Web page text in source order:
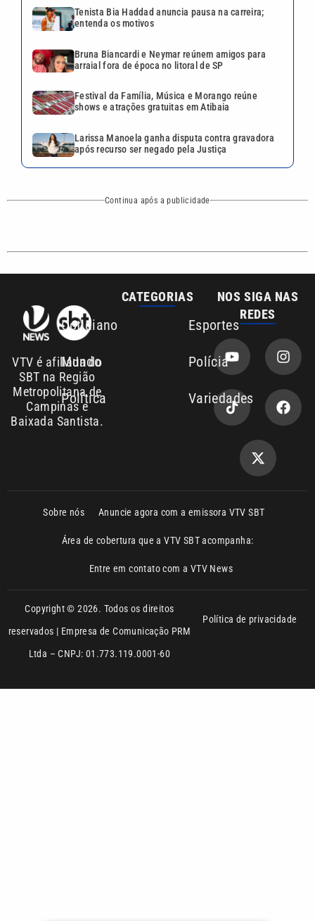
Tenista Bia Haddad anuncia pausa na carreira;
entenda os motivos
Bruna Biancardi e Neymar reúnem amigos para
arraial fora de época no litoral de SP
Festival da Família, Música e Morango reúne
shows e atrações gratuitas em Atibaia
Larissa Manoela ganha disputa contra gravadora
após recurso ser negado pela Justiça
Continua após a publicidade
VTV é afiliada do
SBT na Região
Metropolitana de
Campinas e
Baixada Santista.
Esportes
Mundo Polícia
Política Variedades
REDES
Anuncie agora com a emissora VTV SBT
Copyright © 2026. Todos os direitos
Ltda – CNPJ: 01.773.119.0001-60